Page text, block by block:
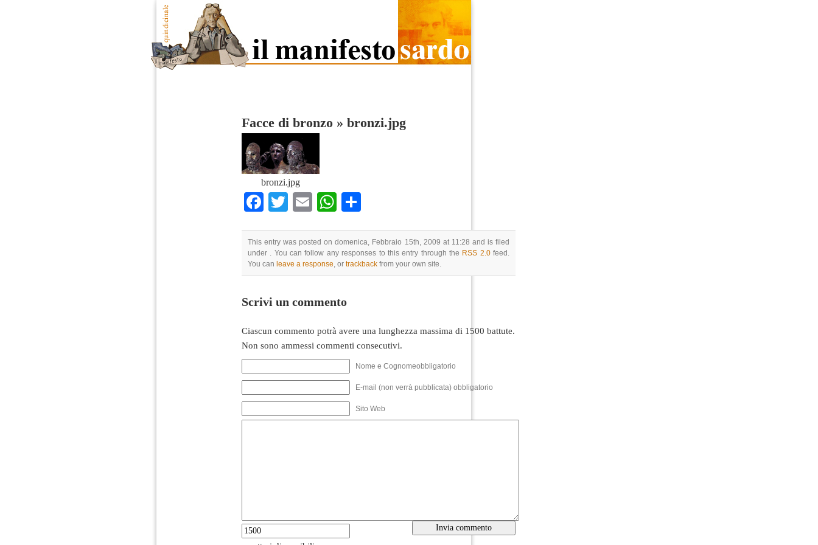
Facce di bronzo » bronzi.jpg
bronzi.jpg
Facebook
TwitterEmailWhatsApp
This entry was posted on domenica, Febbraio 15th, 2009 at 11:28 and is filed
under . You can follow any responses to this entry through the RSS 2.0feed.
You can leave a response, or trackback from your own site.
Scrivi un commento
Ciascun commento potrà avere una lunghezza massima di 1500 battute.
Non sono ammessi commenti consecutivi.
Nome e Cognomeobbligatorio
E-mail (non verrà pubblicata) obbligatorio
Sito Web